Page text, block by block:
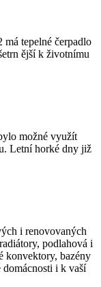
tepelné čerpadlo
ější k životnímu
možné využít
Letní horké dny již
i renovovaných
podlahová i
konvektory, bazény
i k vaší